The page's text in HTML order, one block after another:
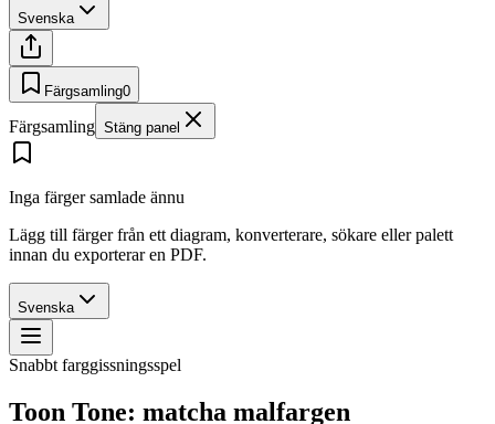
Svenska
Färgsamling0
Färgsamling Stäng panel
Inga färger samlade ännu
Lägg till färger från ett diagram, konverterare, sökare eller palett
innan du exporterar en PDF.
Svenska
Snabbt farggissningsspel
Toon Tone: matcha malfargen